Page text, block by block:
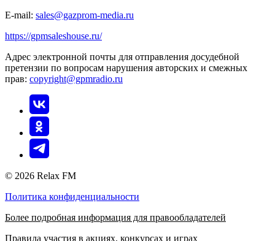
E-mail: sales@gazprom-media.ru
https://gpmsaleshouse.ru/
Адрес электронной почты для отправления досудебной
претензии по вопросам нарушения авторских и смежных
прав: copyright@gpmradio.ru
© 2026 Relax FM
Политика конфиденциальности
Более подробная информация для правообладателей
Правила участия в акциях, конкурсах и играх